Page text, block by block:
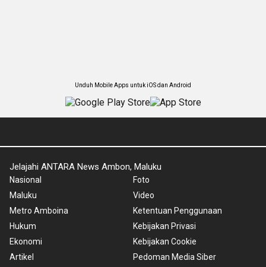
Unduh Mobile Apps untuk iOS dan Android
Jelajahi ANTARA News Ambon, Maluku
Nasional
Maluku
Metro Amboina
Hukum
Ekonomi
Artikel
Foto
Video
Ketentuan Penggunaan
Kebijakan Privasi
Kebijakan Cookie
Pedoman Media Siber